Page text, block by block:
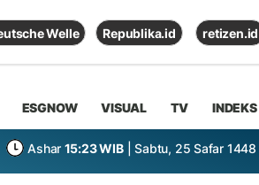
Welle Republika.id retizen.id
ESGNOW VISUAL TV INDEKS
Ashar 15:23 WIB | Sabtu, 25 Safar 1448